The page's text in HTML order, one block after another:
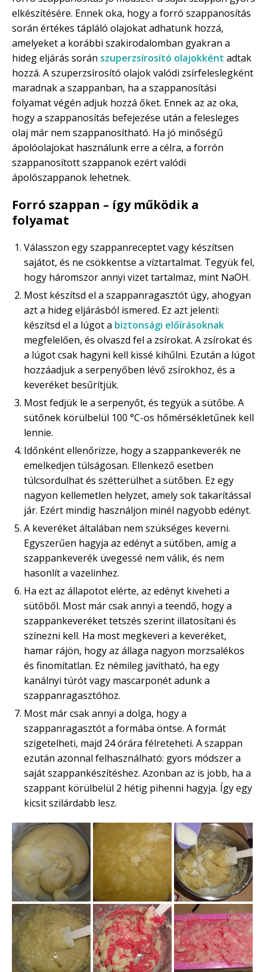
elkészítésére. Ennek oka, hogy a forró szappanosítás
során értékes tápláló olajokat adhatunk hozzá,
amelyeket a korábbi szakirodalomban gyakran a
hideg eljárás során szuperzsírosító olajokként adtak
hozzá. A szuperzsírosító olajok valódi zsírfeleslegként
maradnak a szappanban, ha a szappanosítási
folyamat végén adjuk hozzá őket. Ennek az az oka,
hogy a szappanosítás befejezése után a felesleges
olaj már nem szappanosítható. Ha jó minőségű
ápolóolajokat használunk erre a célra, a forrón
szappanosított szappanok ezért valódi
ápolószappanok lehetnek.
Forró szappan – így működik a
folyamat
Válasszon egy szappanreceptet vagy készítsen
sajátot, és ne csökkentse a víztartalmat. Tegyük fel,
hogy háromszor annyi vizet tartalmaz, mint NaOH.
Most készítsd el a szappanragasztót úgy, ahogyan
azt a hideg eljárásból ismered. Ez azt jelenti:
készítsd el a lúgot a biztonsági előírásoknak
megfelelően, és olvaszd fel a zsírokat. A zsírokat és
a lúgot csak hagyni kell kissé kihűlni. Ezután a lúgot
hozzáadjuk a serpenyőben lévő zsírokhoz, és a
keveréket besűrítjük.
Most fedjük le a serpenyőt, és tegyük a sütőbe. A
sütőnek körülbelül 100 °C-os hőmérsékletűnek kell
lennie.
Időnként ellenőrizze, hogy a szappankeverék ne
emelkedjen túlságosan. Ellenkező esetben
túlcsordulhat és szétterülhet a sütőben. Ez egy
nagyon kellemetlen helyzet, amely sok takarítással
jár. Ezért mindig használjon minél nagyobb edényt.
A keveréket általában nem szükséges keverni.
Egyszerűen hagyja az edényt a sütőben, amíg a
szappankeverék üvegessé nem válik, és nem
hasonlít a vazelinhez.
Ha ezt az állapotot elérte, az edényt kiveheti a
sütőből. Most már csak annyi a teendő, hogy a
szappankeveréket tetszés szerint illatosítani és
színezni kell. Ha most megkeveri a keveréket,
hamar rájön, hogy az állaga nagyon morzsalékos
és finomítatlan. Ez némileg javítható, ha egy
kanálnyi túrót vagy mascarponét adunk a
szappanragasztóhoz.
Most már csak annyi a dolga, hogy a
szappanragasztót a formába öntse. A formát
szigetelheti, majd 24 órára félreteheti. A szappan
ezután azonnal felhasználható: gyors módszer a
saját szappankészítéshez. Azonban az is jobb, ha a
szappant körülbelül 2 hétig pihenni hagyja. Így egy
kicsit szilárdabb lesz.